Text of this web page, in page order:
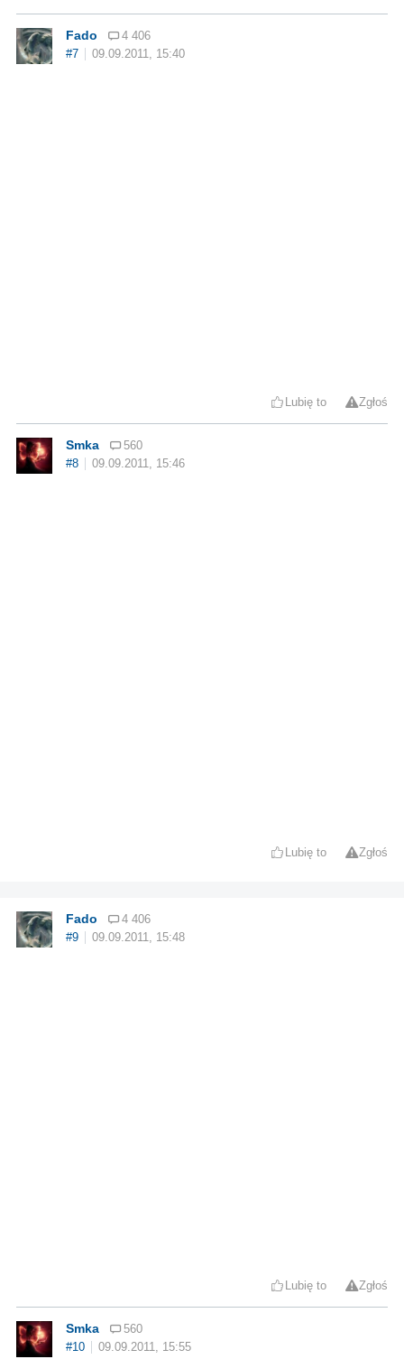
Fado
4 406
#7
09.09.2011, 15:40
Lubię to Zgłoś
Smka
560
#8
09.09.2011, 15:46
Lubię to Zgłoś
Fado
4 406
#9
09.09.2011, 15:48
Lubię to Zgłoś
Smka
560
#10
09.09.2011, 15:55